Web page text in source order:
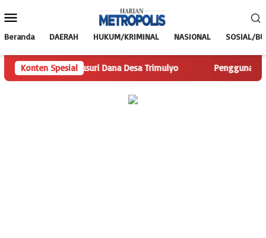
ke
Mobile
Beranda DAERAH HUKUM/KRIMINAL NASIONAL SOSIAL/
Konten Spesial
Telusuri Dana Desa Trimulyo Pengguna Jalan